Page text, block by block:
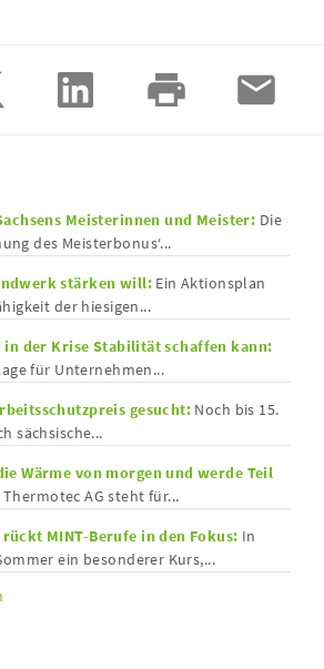
Meisterinnen und Meister: Die
des Meisterbonus‘...
stärken will:Ein Aktionsplan
der hiesigen...
in der Krise Stabilität schaffen kann:
für Unternehmen...
gesucht: Noch bis 15.
sächsische...
Wärme von morgen und werde Teil
Thermotec AG steht für...
MINT-Berufe in den Fokus: In
ein besonderer Kurs,...